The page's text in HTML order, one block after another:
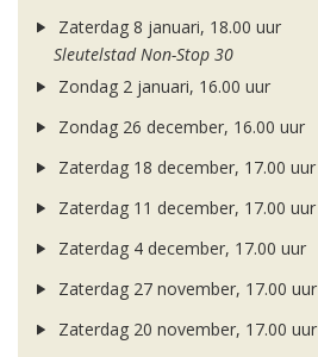
Zaterdag 8 januari, 18.00 uur
Sleutelstad Non-Stop 30
Zondag 2 januari, 16.00 uur
Zondag 26 december, 16.00 uur
Zaterdag 18 december, 17.00 uur
Zaterdag 11 december, 17.00 uur
Zaterdag 4 december, 17.00 uur
Zaterdag 27 november, 17.00 uur
Zaterdag 20 november, 17.00 uur